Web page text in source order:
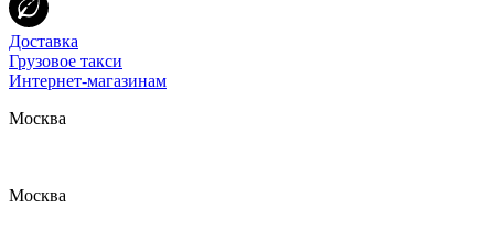
Доставка
Грузовое такси
Интернет-магазинам
Москва
Москва